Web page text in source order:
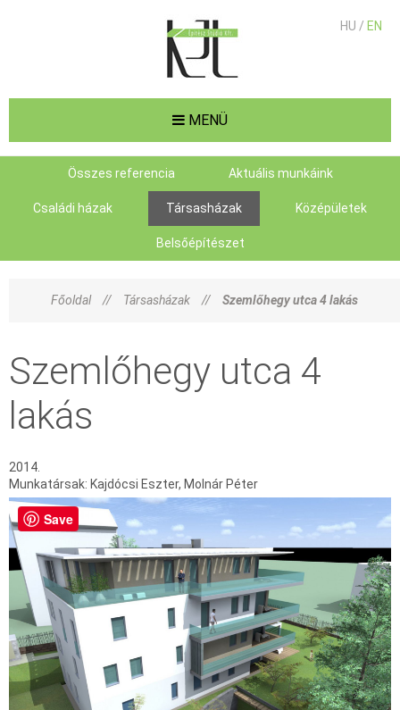
MENÜ
HU / EN
Összes referencia Aktuális munkáink
Családi házak Társasházak Középületek
Belsőépítészet
Főoldal // Társasházak // Szemlőhegy utca 4 lakás
Szemlőhegy utca 4
lakás
2014.
Munkatársak: Kajdócsi Eszter, Molnár Péter
Save